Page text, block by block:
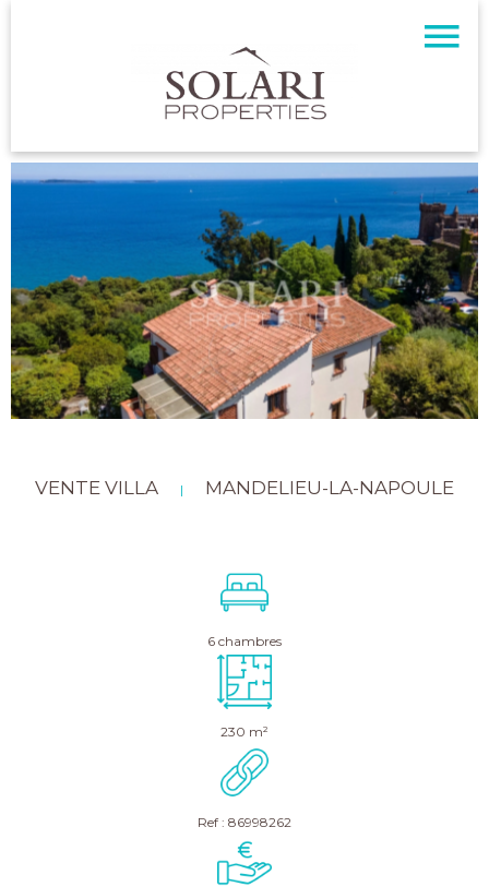
VENTE VILLA | MANDELIEU-LA-NAPOULE
6 chambres
230 m²
Ref : 86998262